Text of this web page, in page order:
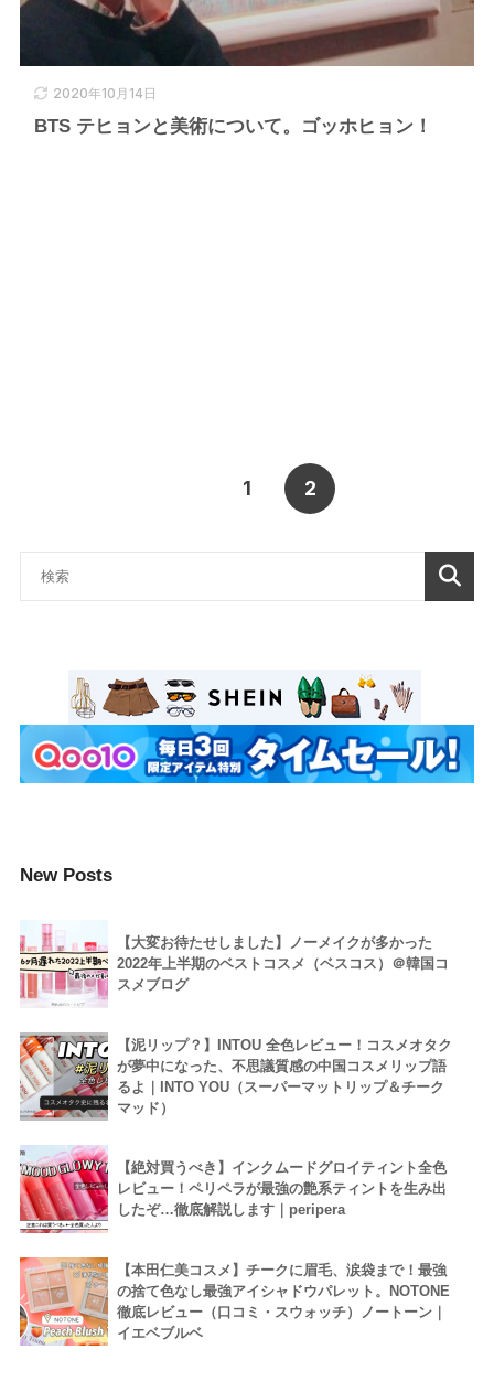
2020年10月14日
BTS テヒョンと美術について。ゴッホヒョン！
1 2
New Posts
【大変お待たせしました】ノーメイクが多かった
2022年上半期のベストコスメ（ベスコス）＠韓国コ
スメブログ
【泥リップ？】INTOU 全色レビュー！コスメオタク
が夢中になった、不思議質感の中国コスメリップ語
るよ｜INTO YOU（スーパーマットリップ＆チーク
マッド）
【絶対買うべき】インクムードグロイティント全色
レビュー！ペリペラが最強の艶系ティントを生み出
したぞ…徹底解説します｜peripera
【本田仁美コスメ】チークに眉毛、涙袋まで！最強
の捨て色なし最強アイシャドウパレット。NOTONE
徹底レビュー（口コミ・スウォッチ）ノートーン｜
イエベブルベ